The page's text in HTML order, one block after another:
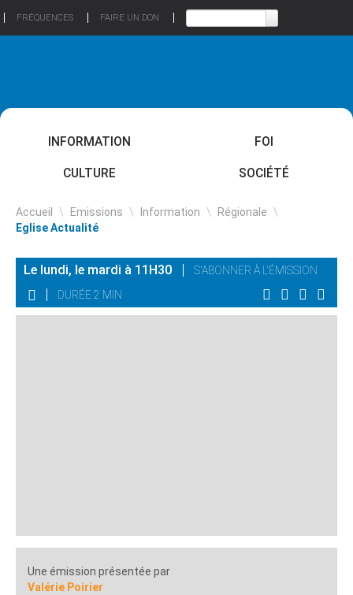
FRÉQUENCES FAIRE UN DON
INFORMATION FOI
CULTURE SOCIÉTÉ
Accueil \ Emissions \ Information \ Régionale \
Eglise Actualité
Le lundi, le mardi à 11H30
S'ABONNER À L'ÉMISSION
DURÉE 2 MIN
Une émission présentée par
Valérie Poirier